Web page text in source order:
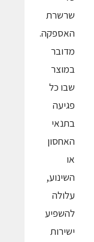
שרשרת
האספקה.
מדובר
במוצר
שבו כל
פגיעה
בתנאי
האחסון
או
השינוע,
עלולה
להשפיע
ישירות